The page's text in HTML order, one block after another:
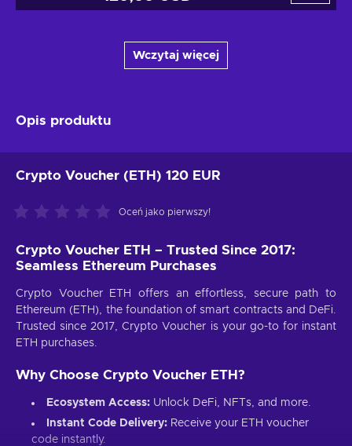
Wczytaj więcej
Opis produktu
Crypto Voucher (ETH) 120 EUR
Oceń jako pierwszy!
Crypto Voucher ETH – Trusted Since 2017:
Seamless Ethereum Purchases
Crypto Voucher ETH offers an effortless, secure path to
Ethereum (ETH), the foundation of smart contracts and DeFi.
Trusted since 2017, Crypto Voucher is your go-to for instant
ETH purchases.
Why Choose Crypto Voucher ETH?
Ecosystem Access: Unlock DeFi, NFTs, and more.
Instant Code Delivery: Receive your ETH voucher
code instantly.